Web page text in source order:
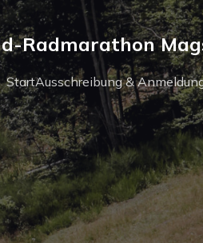
Radmarathon
StartAusschreibung &